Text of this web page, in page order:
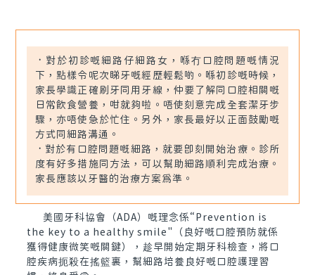
• 對於初診嘅細路仔細路女，喺冇口腔問題嘅情況
下，點樣令呢次睇牙嘅經歷輕鬆啲。喺初診嘅時候，
家長學識正確刷牙同用牙線，仲要了解同口腔相關嘅
日常飲食營養，咁就夠啦。唔使刻意完成全套潔牙步
驟，亦唔使急於忙住。另外，家長最好以正面鼓勵嘅
方式同細路溝通。
• 對於有口腔問題嘅細路，就要即刻開始治療。診所
度有好多措施同方法，可以幫助細路順利完成治療。
家長應該以牙醫的治療方案為準。
美國牙科協會（ADA）嘅理念係“Prevention is
the key to a healthy smile"（良好嘅口腔預防就係
獲得健康微笑嘅關鍵），趁早開始定期牙科檢查，將口
腔疾病扼殺在搖籃裏，幫細路培養良好嘅口腔護理習